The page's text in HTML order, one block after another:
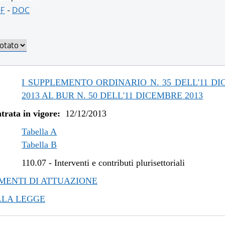
al 31/12/2017
al 14/04/2017
al 14/12/2016
al 31/12/2015
al 10/08/2015
2015 al 20/05/2015
al 06/01/2015
al 19/11/2014
al 05/11/2014
al 21/05/2014
al 27/03/2014
- DOC
I SUPPLEMENTO ORDINARIO N. 35 DELL'11
2013 AL BUR N. 50 DELL'11 DICEMBRE 2013
in vigore: 12/12/2013
Tabella A
Tabella B
110.07 -Interventi e contributi plurisettoriali
DI ATTUAZIONE
LEGGE